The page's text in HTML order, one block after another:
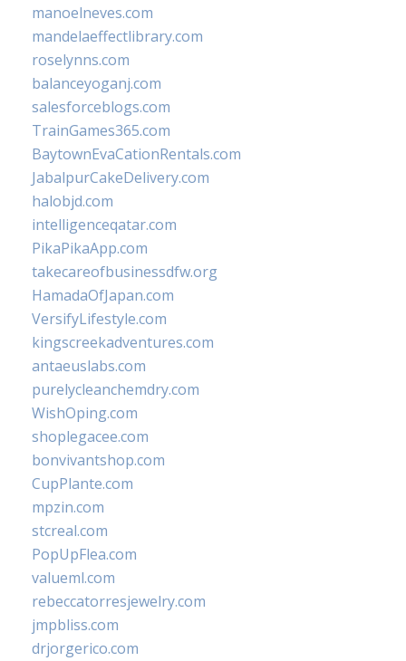
manoelneves.com
mandelaeffectlibrary.com
roselynns.com
balanceyoganj.com
salesforceblogs.com
TrainGames365.com
BaytownEvaCationRentals.com
JabalpurCakeDelivery.com
halobjd.com
intelligenceqatar.com
PikaPikaApp.com
takecareofbusinessdfw.org
HamadaOfJapan.com
VersifyLifestyle.com
kingscreekadventures.com
antaeuslabs.com
purelycleanchemdry.com
WishOping.com
shoplegacee.com
bonvivantshop.com
CupPlante.com
mpzin.com
stcreal.com
PopUpFlea.com
valueml.com
rebeccatorresjewelry.com
jmpbliss.com
drjorgerico.com